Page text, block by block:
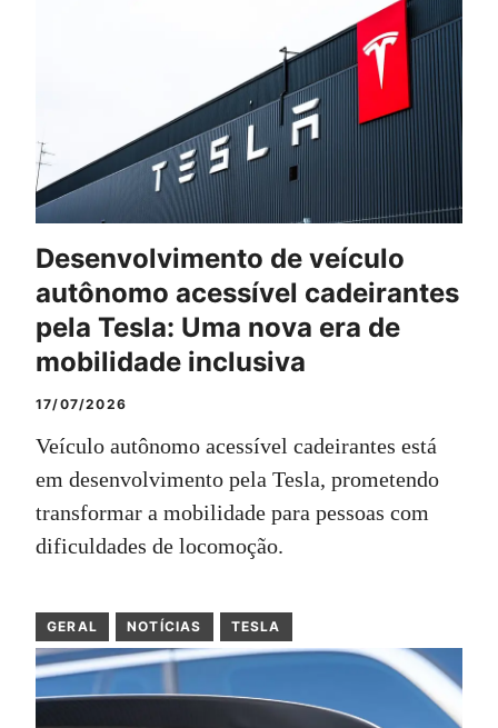
Desenvolvimento de veículo
autônomo acessível cadeirantes
pela Tesla: Uma nova era de
mobilidade inclusiva
17/07/2026
Veículo autônomo acessível cadeirantes está
em desenvolvimento pela Tesla, prometendo
transformar a mobilidade para pessoas com
dificuldades de locomoção.
GERAL NOTÍCIAS TESLA